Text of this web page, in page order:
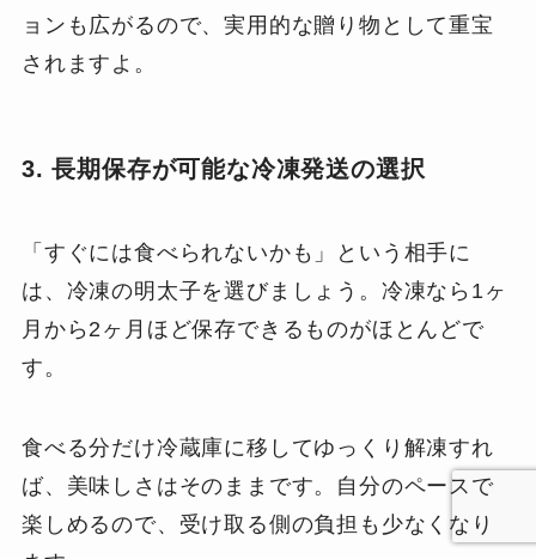
ョンも広がるので、実用的な贈り物として重宝
されますよ。
3. 長期保存が可能な冷凍発送の選択
「すぐには食べられないかも」という相手に
は、冷凍の明太子を選びましょう。冷凍なら1ヶ
月から2ヶ月ほど保存できるものがほとんどで
す。
食べる分だけ冷蔵庫に移してゆっくり解凍すれ
ば、美味しさはそのままです。自分のペースで
楽しめるので、受け取る側の負担も少なくなり